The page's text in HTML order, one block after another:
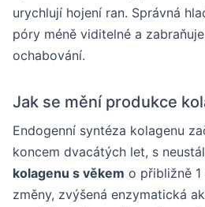
urychlují hojení ran. Správná
póry méně viditelné a
ochabování.
Jak se mění produkce
Endogenní syntéza kolagenu
koncem dvacátých let, s
kolagenu s věkem o přibližně 1
změny, zvýšená enzymatická